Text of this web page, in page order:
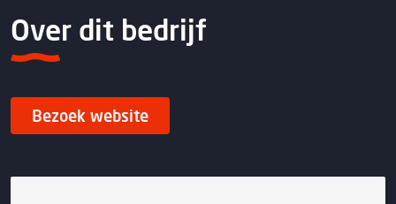
Over dit bedrijf
Bezoek website